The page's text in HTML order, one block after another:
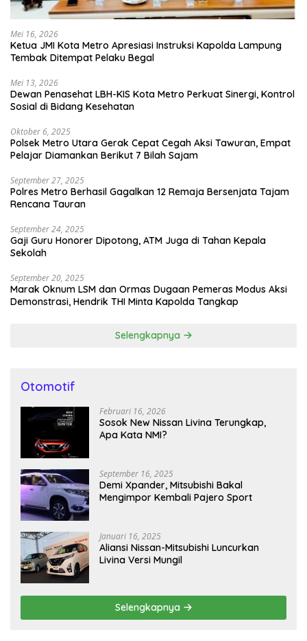
Mei 16, 2026
Ketua JMI Kota Metro Apresiasi Instruksi Kapolda Lampung
Tembak Ditempat Pelaku Begal
Mei 13, 2026
Dewan Penasehat LBH-KIS Kota Metro Perkuat Sinergi, Kontrol
Sosial di Bidang Kesehatan
Oktober 6, 2025
Polsek Metro Utara Gerak Cepat Cegah Aksi Tawuran, Empat
Pelajar Diamankan Berikut 7 Bilah Sajam
September 27, 2025
Polres Metro Berhasil Gagalkan 12 Remaja Bersenjata Tajam
Rencana Tauran
September 24, 2025
Gaji Guru Honorer Dipotong, ATM Juga di Tahan Kepala
Sekolah
September 20, 2025
Marak Oknum LSM dan Ormas Dugaan Pemeras Modus Aksi
Demonstrasi, Hendrik THI Minta Kapolda Tangkap
Selengkapnya
Otomotif
Februari 16, 2026
Sosok New Nissan Livina Terungkap,
Apa Kata NMI?
September 16, 2025
Demi Xpander, Mitsubishi Bakal
Mengimpor Kembali Pajero Sport
Januari 16, 2025
Aliansi Nissan-Mitsubishi Luncurkan
Livina Versi Mungil
Selengkapnya